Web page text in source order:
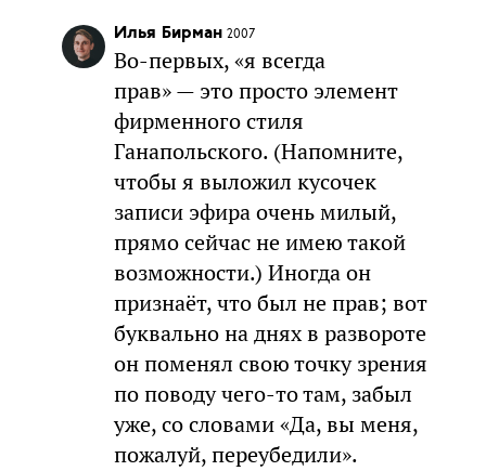
Илья Бирман 2007
Во-первых, «я всегда
прав» — это просто элемент
фирменного стиля
Ганапольского. (Напомните,
чтобы я выложил кусочек
записи эфира очень милый,
прямо сейчас не имею такой
возможности.) Иногда он
признаёт, что был не прав; вот
буквально на днях в развороте
он поменял свою точку зрения
по поводу чего-то там, забыл
уже, со словами «Да, вы меня,
пожалуй, переубедили».